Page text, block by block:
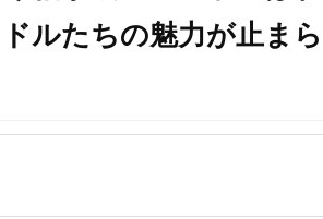
ルたちの魅力が止まら